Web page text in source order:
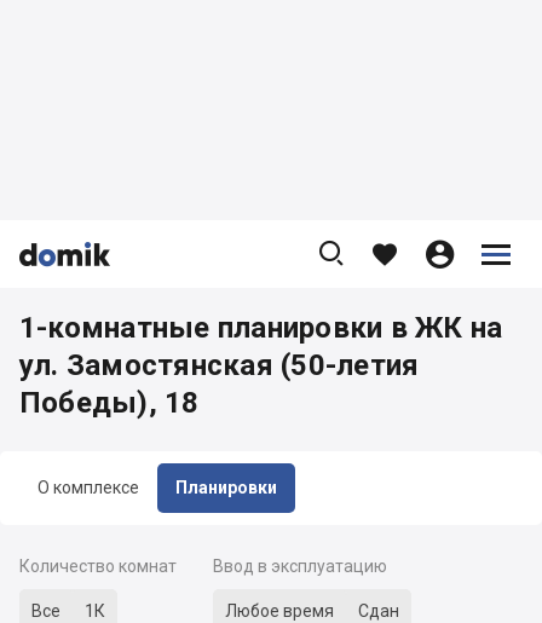


    


О комплексе Планировки
1-комнатные планировки в ЖК на
ул. Замостянская (50-летия
Победы), 18
Количество комнат
Все 1К
Ввод в эксплуатацию
Любое время Сдан